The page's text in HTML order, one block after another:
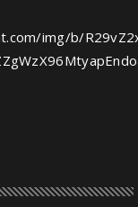
img/b/